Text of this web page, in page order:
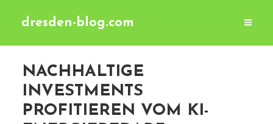
dresden-blog.com
NACHHALTIGE
INVESTMENTS
PROFITIEREN VOM KI-